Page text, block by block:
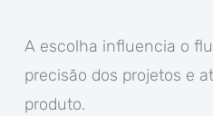
A escolha influencia o
precisão dos projetos e
produto.